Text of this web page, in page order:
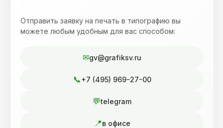
Отправить заявку на печать в типографию вы
можете любым удобным для вас способом:
gv@grafiksv.ru
+7 (495) 969-27-00
telegram
в офисе